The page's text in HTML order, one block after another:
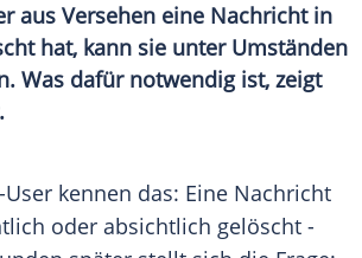
aus Versehen eine Nachricht in
hat, kann sie unter Umständen
Was dafür notwendig ist, zeigt
kennen das: Eine Nachricht
oder absichtlich gelöscht -